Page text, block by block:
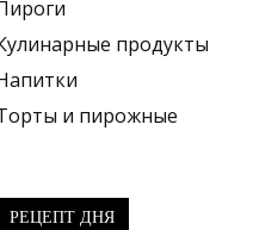
продукты
и пирожные
РЕЦЕПТ ДНЯ